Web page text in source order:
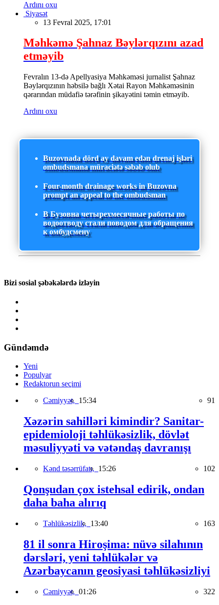
Ardını oxu
Siyasət
13 Fevral 2025, 17:01
Məhkəmə Şahnaz Bəylərqızını azad
etməyib
Fevralın 13-də Apellyasiya Məhkəməsi jurnalist Şahnaz
Bəylərqızının həbsilə bağlı Xətai Rayon Məhkəməsinin
qərarından müdafiə tərəfinin şikayətini təmin etməyib.
Ardını oxu
Buzovnada dörd ay davam edən drenaj işləri
ombudsmana müraciətə səbəb olub
Four-month drainage works in Buzovna
prompt an appeal to the ombudsman
В Бузовна четырехмесячные работы по
водоотводу стали поводом для обращения
к омбудсмену
Bizi sosial şəbəkələrdə izləyin
Gündəmdə
Yeni
Populyar
Redaktorun seçimi
Cəmiyyət, 15:34 91
Xəzərin sahilləri kimindir? Sanitar-
epidemioloji təhlükəsizlik, dövlət
məsuliyyəti və vətəndaş davranışı
Kənd təsərrüfatı, 15:26 102
Qonşudan çox istehsal edirik, ondan
daha baha alırıq
Təhlükəsizlik, 13:40 163
81 il sonra Hiroşima: nüvə silahının
dərsləri, yeni təhlükələr və
Azərbaycanın geosiyasi təhlükəsizliyi
Cəmiyyət, 01:26 322